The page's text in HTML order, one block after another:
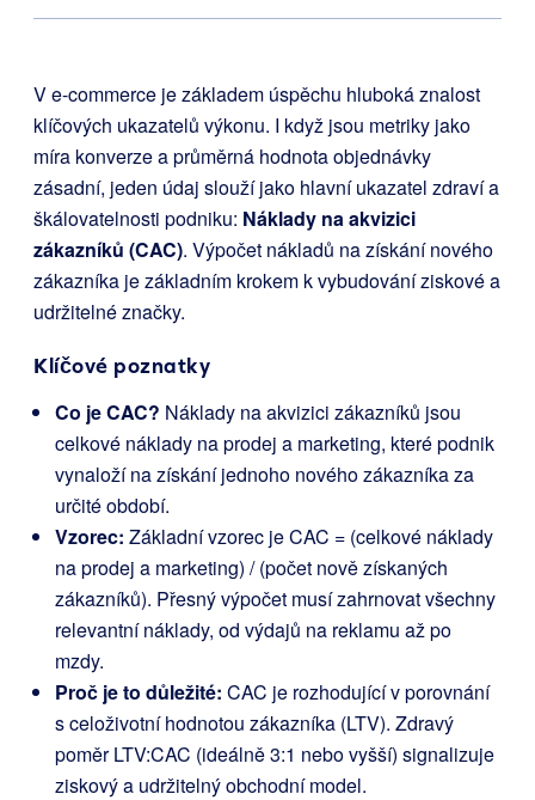
V e-commerce je základem úspěchu hluboká znalost
klíčových ukazatelů výkonu. I když jsou metriky jako
míra konverze a průměrná hodnota objednávky
zásadní, jeden údaj slouží jako hlavní ukazatel zdraví a
škálovatelnosti podniku: Náklady na akvizici
zákazníků (CAC). Výpočet nákladů na získání nového
zákazníka je základním krokem k vybudování ziskové a
udržitelné značky.
Klíčové poznatky
Co je CAC? Náklady na akvizici zákazníků jsou
celkové náklady na prodej a marketing, které podnik
vynaloží na získání jednoho nového zákazníka za
určité období.
Vzorec: Základní vzorec jeCAC = (celkové náklady
na prodej a marketing) / (počet nově získaných
zákazníků). Přesný výpočet musí zahrnovat všechny
relevantní náklady, od výdajů na reklamu až po
mzdy.
Proč je to důležité: CAC je rozhodující v porovnání
s celoživotní hodnotou zákazníka (LTV). Zdravý
poměr LTV:CAC (ideálně 3:1 nebo vyšší) signalizuje
ziskový a udržitelný obchodní model.